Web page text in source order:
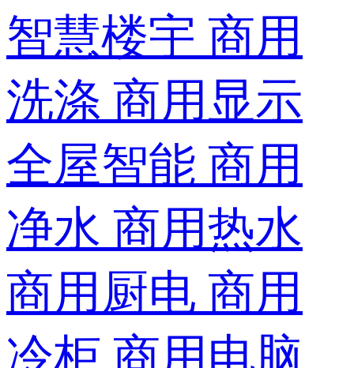
智慧楼宇 商用
洗涤 商用显示
全屋智能 商用
净水 商用热水
商用厨电 商用
冷柜 商用电脑